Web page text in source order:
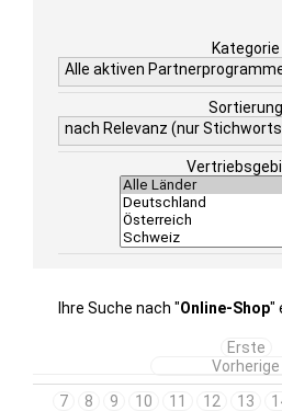
Kategorie
Alle aktiven
Sortierung
nach Relevanz (nur
Ihre Suche nach "Online-Shop"
Erste
Vorherige
7
8 9 10 11 12 13